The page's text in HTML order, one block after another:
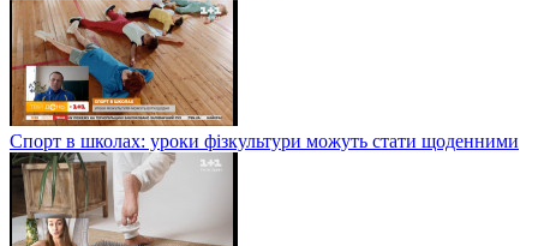
Спорт в школах: уроки фізкультури можуть стати щоденними